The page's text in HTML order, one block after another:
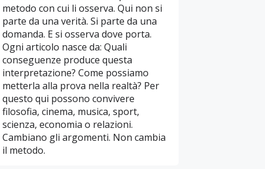
metodo con cui li osserva. Qui non si
parte da una verità. Si parte da una
domanda. E si osserva dove porta.
Ogni articolo nasce da: Quali
conseguenze produce questa
interpretazione? Come possiamo
metterla alla prova nella realtà? Per
questo qui possono convivere
filosofia, cinema, musica, sport,
scienza, economia o relazioni.
Cambiano gli argomenti. Non cambia
il metodo.